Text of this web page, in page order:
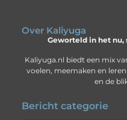
Over Kaliyuga
Geworteld in het nu,
Kaliyuga.nl biedt een mix
voelen, meemaken en
en de
Bericht categorie